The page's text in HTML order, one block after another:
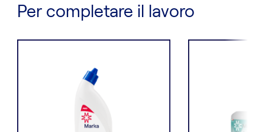
Per completare il lavoro